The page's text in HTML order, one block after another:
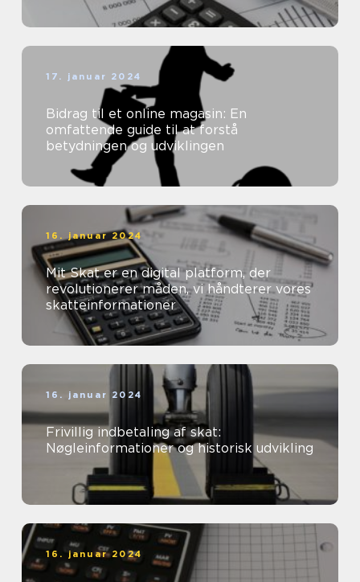
17. januar 2024
Bidrag til et online magasin: En
omfattende guide til at forstå
betydningen og udviklingen
16. januar 2024
Mit Skat er en digital platform, der
revolutionerer måden, vi håndterer vores
skatteinformationer
16. januar 2024
Frivillig indbetaling af skat:
Nøgleinformationer og historisk udvikling
16. januar 2024